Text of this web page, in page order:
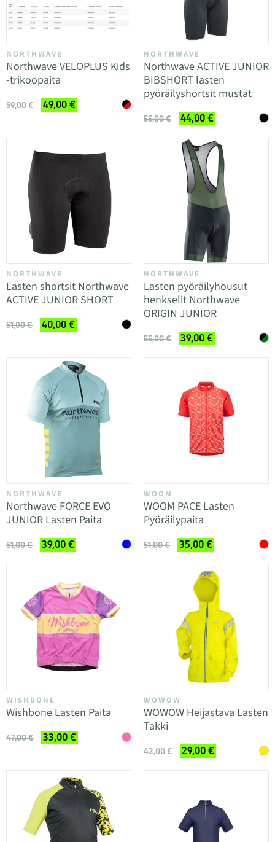
NORTHWAVE
Northwave VELOPLUS Kids
-trikoopaita
59,00 € 49,00 €
NORTHWAVE
Northwave ACTIVE JUNIOR
BIBSHORT lasten
pyöräilyshortsit mustat
55,00 € 44,00 €
NORTHWAVE
Lasten shortsit Northwave
ACTIVE JUNIOR SHORT
51,00 € 40,00 €
NORTHWAVE
Lasten pyöräilyhousut
henkselit Northwave
ORIGIN JUNIOR
55,00 € 39,00 €
NORTHWAVE
Northwave FORCE EVO
JUNIOR Lasten Paita
51,00 € 39,00 €
WOOM
WOOM PACE Lasten
Pyöräilypaita
51,00 € 35,00 €
WISHBONE
Wishbone Lasten Paita
47,00 € 33,00 €
WOWOW
WOWOW Heijastava Lasten
Takki
42,00 € 29,00 €